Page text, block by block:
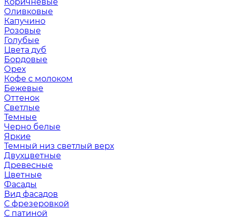
Оливковые
Капучино
Розовые
Голубые
Цвета дуб
Бордовые
Орех
Кофе с молоком
Бежевые
Оттенок
Светлые
Темные
Черно белые
Яркие
Темный низ светлый верх
Двухцветные
Древесные
Цветные
Фасады
Вид фасадов
С фрезеровкой
С патиной